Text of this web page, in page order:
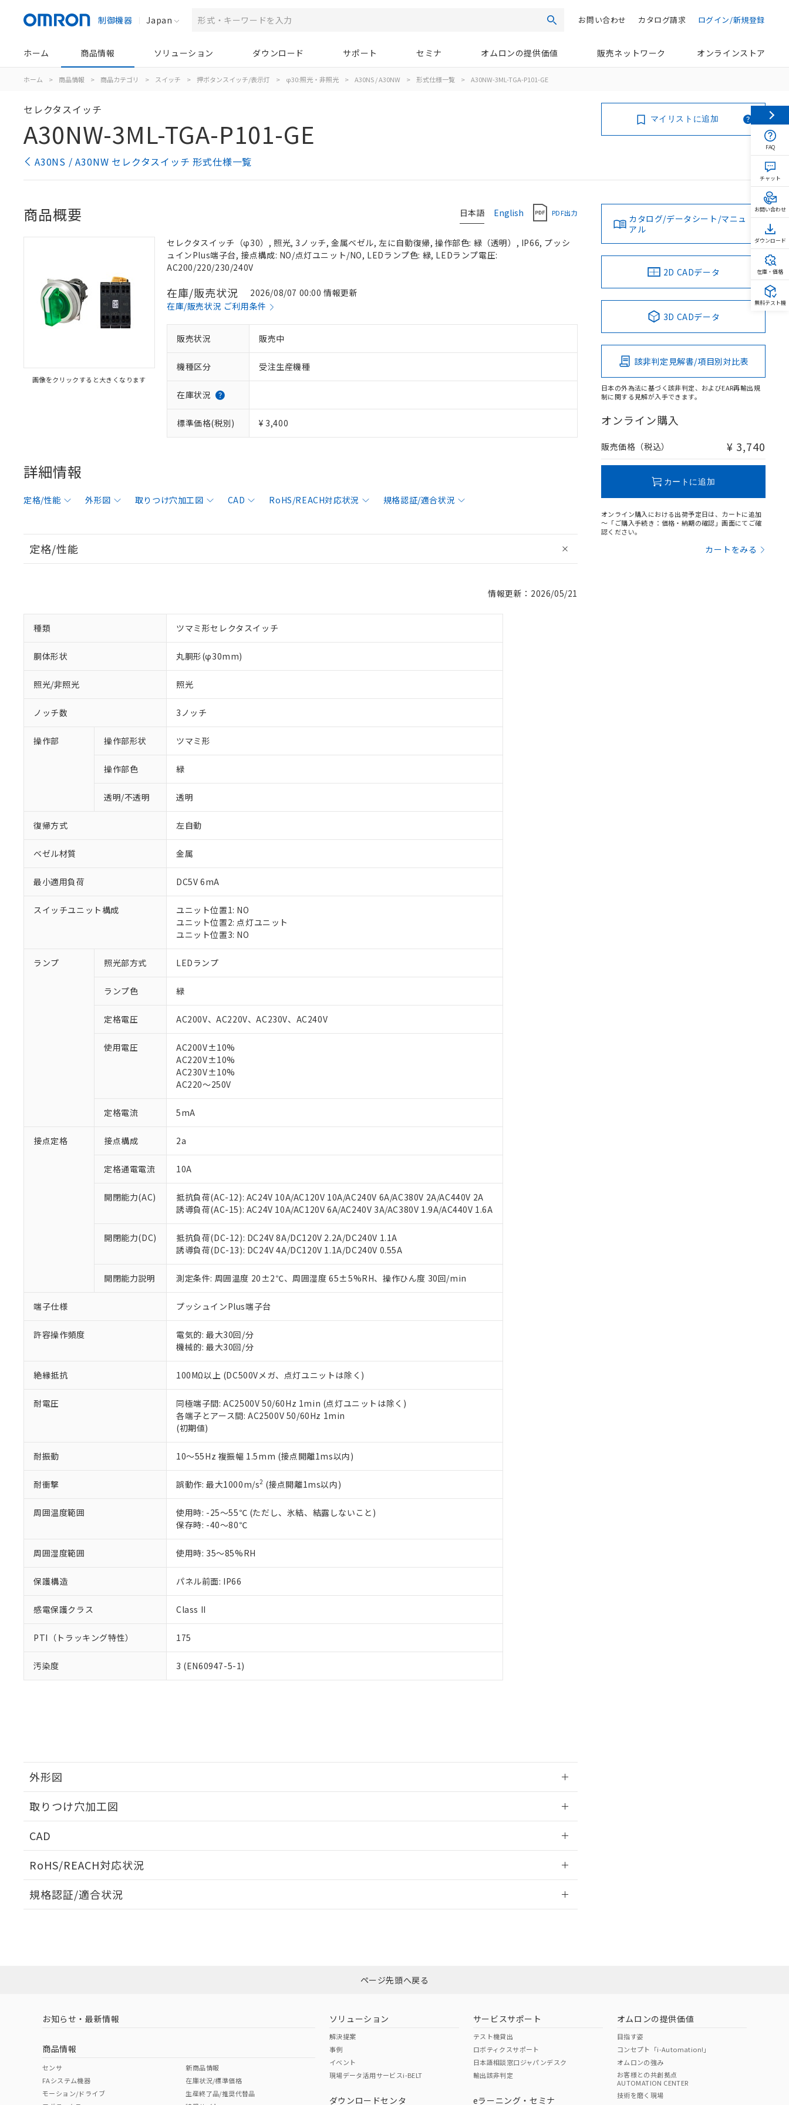
制御機器 Japan 検索 ログイン/新規登録
カタログ請求
お問い合わせ
ホーム 商品情報 ソリューション ダウンロード サポート セミナ オムロンの提供価値 販売ネットワーク オンラインストア
ホーム > 商品情報 > 商品カテゴリ > スイッチ > 押ボタンスイッチ/表示灯 > φ30:照光・非照光 > A30NS / A30NW > 形式仕様一覧 > A30NW-3ML-TGA-P101-GE
セレクタスイッチ
A30NW-3ML-TGA-P101-GE
A30NS / A30NW セレクタスイッチ 形式仕様一覧
マイリストに追加
日本語 English PDF出力
商品概要
画像をクリックすると大きくなります
セレクタスイッチ（φ30）, 照光, 3ノッチ, 金属ベゼル, 左に自動復帰, 操作部色: 緑（透明）, IP66, プッシ
ュインPlus端子台, 接点構成: NO/点灯ユニット/NO, LEDランプ色: 緑, LEDランプ電圧:
AC200/220/230/240V
在庫/販売状況
2026/08/07 00:00 情報更新
在庫/販売状況 ご利用条件
販売状況 販売中
機種区分 受注生産機種
在庫状況
標準価格(税別) ¥ 3,400
詳細情報
定格/性能 外形図 取りつけ穴加工図 CAD RoHS/REACH対応状況 規格認証/適合状況
定格/性能
情報更新：2026/05/21
種類 ツマミ形セレクタスイッチ
胴体形状 丸胴形(φ30mm)
照光/非照光 照光
ノッチ数 3ノッチ
操作部 操作部形状 ツマミ形
操作部色 緑
透明/不透明 透明
復帰方式 左自動
ベゼル材質 金属
最小適用負荷 DC5V 6mA
スイッチユニット構成
ユニット位置1: NO
ユニット位置2: 点灯ユニット
ユニット位置3: NO
ランプ 照光部方式 LEDランプ
ランプ色 緑
定格電圧 AC200V、AC220V、AC230V、AC240V
使用電圧
AC200V±10%
AC220V±10%
AC230V±10%
AC220～250V
定格電流 5mA
接点定格 接点構成 2a
定格通電電流 10A
開閉能力(AC)
抵抗負荷(AC-12): AC24V 10A/AC120V 10A/AC240V 6A/AC380V 2A/AC440V 2A
誘導負荷(AC-15): AC24V 10A/AC120V 6A/AC240V 3A/AC380V 1.9A/AC440V 1.6A
開閉能力(DC)
抵抗負荷(DC-12): DC24V 8A/DC120V 2.2A/DC240V 1.1A
誘導負荷(DC-13): DC24V 4A/DC120V 1.1A/DC240V 0.55A
開閉能力説明 測定条件: 周囲温度 20±2℃、周囲湿度 65±5%RH、操作ひん度 30回/min
端子仕様 プッシュインPlus端子台
許容操作頻度
電気的: 最大30回/分
機械的: 最大30回/分
絶縁抵抗 100MΩ以上 (DC500Vメガ、点灯ユニットは除く)
耐電圧
同極端子間: AC2500V 50/60Hz 1min (点灯ユニットは除く)
各端子とアース間: AC2500V 50/60Hz 1min
(初期値)
耐振動 10～55Hz 複振幅 1.5mm (接点開離1ms以内)
耐衝撃 誤動作: 最大1000m/s2 (接点開離1ms以内)
周囲温度範囲
使用時: -25～55℃ (ただし、氷結、結露しないこと)
保存時: -40～80℃
周囲湿度範囲 使用時: 35～85%RH
保護構造 パネル前面: IP66
感電保護クラス Class II
PTI（トラッキング特性） 175
汚染度 3 (EN60947-5-1)
外形図
取りつけ穴加工図
CAD
RoHS/REACH対応状況
EU RoHS 注意事項・凡例
ダウンロードはこちら
中国 RoHS 注意事項・凡例
中国 RoHS表
Pb Hg Cr(VI)
規格認証/適合状況
カタログ/データシート/マニュ
アル
2D CADデータ
3D CADデータ
該非判定見解書/項目別対比表
日本の外為法に基づく該非判定、およびEAR再輸出規
制に関する見解が入手できます。
オンライン購入
販売価格（税込） ¥ 3,740
カートに追加
オンライン購入における出荷予定日は、カートに追加
～「ご購入手続き：価格・納期の確認」画面にてご確
認ください。
カートをみる
ご利用条件
以下の条件をお読みいただき、同意のうえご利用ください。
本サービスは、当社制御機器事業取扱商品の当社在庫状況および標準価格(税抜)を提供させていただ
当社販売員にご相談ください。
オムロン制御機器販売店や当社販売拠点は「販売ネットワーク
」をご確認ください。
在庫状況および標準価格結果を当社の事前の承諾なく第三者に漏洩または開示しないようお願いしま
す。
マイパーツ機能（部品リスト作成サービス）をご利用いただくには、I-Webメンバーズにご登録され
ている必要があります。
お客様が当ウェブサイト上で当社にご登録された部品リストについて、当社および当社の共同利用者
さい。
※当社の共同利用者とは、"個人情報の共同利用に関して"
の「1.共同利用者の範囲」に記載されて
いる法人を指します。
※1 対応状況
対応予定なし：EU RoHS指令（10物質）の非含有に非対応の商品で、対応品を出す予定はありません。
調査・確認中：EU RoHS指令（10物質）の非含有の対応状況を調査中または確認中の商品です。
非該当品：ライセンス料など無形物で、有害物質有無と関係のない商品です。
仕入先様の事情により、非含有部品としていたものが、含有品と判明した場合などやむを得ず変更すること
があります。
*EU RoHS指令（10物質）：
鉛(Pb) 1000ppm以下、 水銀(Hg) 1000ppm以下、 カドミウム(Cd) 100ppm以下、
六価クロム(Cr(Ⅵ)) 1000ppm以下、ポリ臭化ビフェニル類(PBB) 1000ppm以下、ポリ臭化ジフェニルエーテル類(PBDE) 1000ppm以下、
フタル酸ビス(2-エチルヘキシル) (DEHP)(別名：DOP) 1000ppm以下、フタル酸ブチルベンジル（BBP） 1000ppm以下、フタル酸ジブチ
※2 対応予定月
部品在庫の切り替え状況などにより、予定月が前後することがあります。
※3 非含有証明書ダウンロード
下記の非含有証明書をダウンロードすることができます。
EU RoHS指令（10物質）の非含有証明書
51物質の非含有証明書（当社基準）
※本証明書は発行日時点で非含有を証明するもので、過去に遡って非含有を証明するものではありません。
また、RoHS指令のフタル酸エステル類４物質の対応では、対応完了までの期間は出荷製品に未対応品が
混在することから備考欄に対応日を記載しておりました。
既に当社にて対応品への在庫切替を完了していることから、特段のことがない限り、2022年1月12日よ
り割愛しております。
※1 中国RoHS○×表
「○」：最大均質材料含有率が中国RoHSの基準値以下であることを示します。
「－」：未確認です。当社販売部門へお問い合わせください。
DBP(フタル酸ジブチル) : 1000ppm、 DIBP(フタル酸ジイソブチル) : 1000ppm、 BBP(フタル酸ブチルベンジル) : 1000ppm、
DEHP(フタル酸ビス(2-エチルヘキシル)) : 1000ppm
※2 環境保護使用期限
「ｅ」：有害物質（10物質）のすべてが基準値以下であることを示します。
「10」：通常の使用状況下において有害物質が外部に漏えいし、環境に深刻な影響を及ぼさない年数を意
味します。
「－」：未確認です。当社販売部門へお問い合わせください。
当社は、これら貴社製品のうち、外国為替および外国貿易法に定める商品（以下｢規制貨物等」とい
などの必要な手続きをとります。
当社は、貴社製品を第三者に販売する場合は、上記1、2および3の内容を当該第三者に通知します。
また当社は、販売先および販売に係わる関係者が違法に輸出するおそれがある場合は、取り引きをい
たしません。
合意する キャンセル
号
○ 一定数以上の在庫あり
△ 一定数には満たないが在庫あり
－
在庫なし(最新の在庫状況については、お客様のお取引先、またはお客様担当のオムロン制御
機器販売店・当社販売員にご確認ください)
空
白
受注生産機種、また在庫状況の情報を公開していない機種
ページ先頭へ戻る
お知らせ・最新情報
商品情報
センサ
FAシステム機器
モーション/ドライブ
新商品情報
在庫状況/標準価格
生産終了品/推奨代替品
ソリューション
解決提案
事例
イベント
現場データ活用サービスi-BELT
ダウンロードセンタ
サービスサポート
テスト機貸出
ロボティクスサポート
日本語相談窓口ジャパンデスク
輸出該非判定
eラーニング・セミナ
オムロンの提供価値
目指す姿
コンセプト「i-Automation!」
オムロンの強み
お客様との共創拠点
AUTOMATION CENTER
技術を磨く現場
FAQ
チャット
お問い合わせ
ダウンロード
在庫・価格
無料テスト機